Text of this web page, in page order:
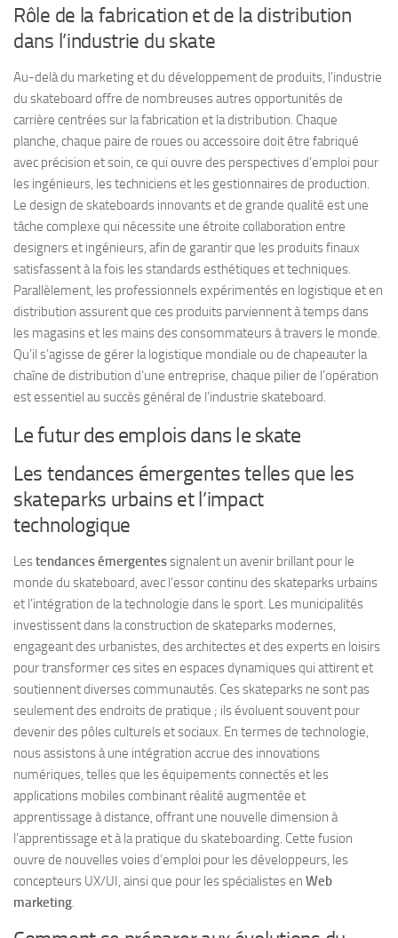
Rôle de la fabrication et de la distribution
dans l’industrie du skate
Au-delà du marketing et du développement de produits, l’industrie
du skateboard offre de nombreuses autres opportunités de
carrière centrées sur la fabrication et la distribution. Chaque
planche, chaque paire de roues ou accessoire doit être fabriqué
avec précision et soin, ce qui ouvre des perspectives d’emploi pour
les ingénieurs, les techniciens et les gestionnaires de production.
Le design de skateboards innovants et de grande qualité est une
tâche complexe qui nécessite une étroite collaboration entre
designers et ingénieurs, afin de garantir que les produits finaux
satisfassent à la fois les standards esthétiques et techniques.
Parallèlement, les professionnels expérimentés en logistique et en
distribution assurent que ces produits parviennent à temps dans
les magasins et les mains des consommateurs à travers le monde.
Qu’il s’agisse de gérer la logistique mondiale ou de chapeauter la
chaîne de distribution d’une entreprise, chaque pilier de l’opération
est essentiel au succès général de l’industrie skateboard.
Le futur des emplois dans le skate
Les tendances émergentes telles que les
skateparks urbains et l’impact
technologique
Lestendances émergentessignalent un avenir brillant pour le
monde du skateboard, avec l’essor continu des skateparks urbains
et l’intégration de la technologie dans le sport. Les municipalités
investissent dans la construction de skateparks modernes,
engageant des urbanistes, des architectes et des experts en loisirs
pour transformer ces sites en espaces dynamiques qui attirent et
soutiennent diverses communautés. Ces skateparks ne sont pas
seulement des endroits de pratique ; ils évoluent souvent pour
devenir des pôles culturels et sociaux. En termes de technologie,
nous assistons à une intégration accrue des innovations
numériques, telles que les équipements connectés et les
applications mobiles combinant réalité augmentée et
apprentissage à distance, offrant une nouvelle dimension à
l’apprentissage et à la pratique du skateboarding. Cette fusion
ouvre de nouvelles voies d’emploi pour les développeurs, les
concepteurs UX/UI, ainsi que pour les spécialistes en Web
marketing.